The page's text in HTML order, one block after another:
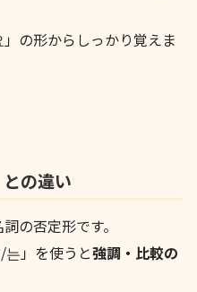
の形からしっかり覚えま
との違い
の否定形です。
」を使うと強調・比較の